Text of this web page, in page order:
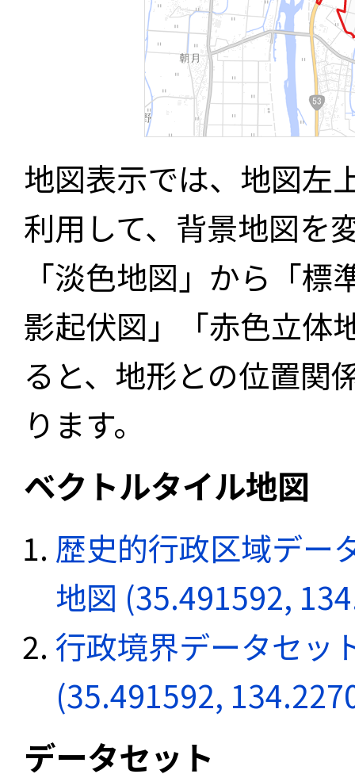
地図表示では、地図左
利用して、背景地図を
「淡色地図」から「
影起伏図」「赤色立体
ると、地形との位置関
ります。
ベクトルタイル地図
歴史的行政区域デー
地図 (35.491592,
行政境界データセッ
(35.491592,
データセット